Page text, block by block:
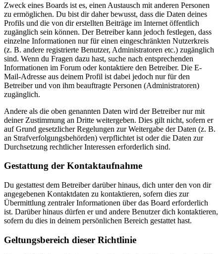
Zweck eines Boards ist es, einen Austausch mit anderen Personen
zu ermöglichen. Du bist dir daher bewusst, dass die Daten deines
Profils und die von dir erstellten Beiträge im Internet öffentlich
zugänglich sein können. Der Betreiber kann jedoch festlegen, dass
einzelne Informationen nur für einen eingeschränkten Nutzerkreis
(z. B. andere registrierte Benutzer, Administratoren etc.) zugänglich
sind. Wenn du Fragen dazu hast, suche nach entsprechenden
Informationen im Forum oder kontaktiere den Betreiber. Die E-
Mail-Adresse aus deinem Profil ist dabei jedoch nur für den
Betreiber und von ihm beauftragte Personen (Administratoren)
zugänglich.
Andere als die oben genannten Daten wird der Betreiber nur mit
deiner Zustimmung an Dritte weitergeben. Dies gilt nicht, sofern er
auf Grund gesetzlicher Regelungen zur Weitergabe der Daten (z. B.
an Strafverfolgungsbehörden) verpflichtet ist oder die Daten zur
Durchsetzung rechtlicher Interessen erforderlich sind.
Gestattung der Kontaktaufnahme
Du gestattest dem Betreiber darüber hinaus, dich unter den von dir
angegebenen Kontaktdaten zu kontaktieren, sofern dies zur
Übermittlung zentraler Informationen über das Board erforderlich
ist. Darüber hinaus dürfen er und andere Benutzer dich kontaktieren,
sofern du dies in deinem persönlichen Bereich gestattet hast.
Geltungsbereich dieser Richtlinie